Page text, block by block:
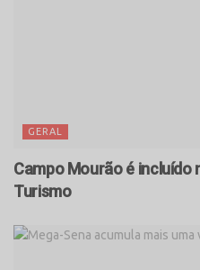
GERAL
Campo Mourão é incluído
Turismo